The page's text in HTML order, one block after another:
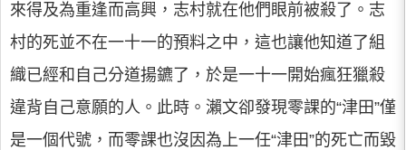
來得及為重逢而高興，志村就在他們眼前被殺了。志
村的死並不在一十一的預料之中，這也讓他知道了組
織已經和自己分道揚鑣了，於是一十一開始瘋狂獵殺
違背自己意願的人。此時。瀨文卻發現零課的“津田”僅
是一個代號，而零課也沒因為上一任“津田”的死亡而毀